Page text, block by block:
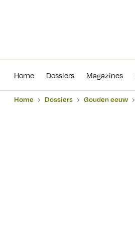
Home Dossiers Magazines
Home Dossiers Gouden eeuw